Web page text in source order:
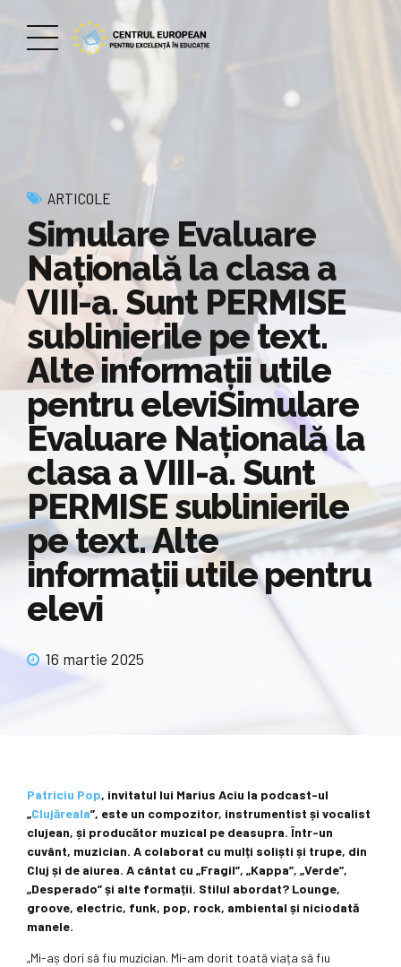
ARTICOLE
Simulare Evaluare
Națională la clasa a
VIII-a. Sunt PERMISE
sublinierile pe text.
Alte informații utile
pentru eleviSimulare
Evaluare Națională la
clasa a VIII-a. Sunt
PERMISE sublinierile
pe text. Alte
informații utile pentru
elevi
16 martie 2025
Patriciu Pop, invitatul lui Marius Aciu la podcast-ul
„Clujăreala”, este un compozitor, instrumentist și vocalist
clujean, și producător muzical pe deasupra. Într-un
cuvânt, muzician. A colaborat cu mulți soliști și trupe, din
Cluj și de aiurea. A cântat cu „Fragil”, „Kappa”, „Verde”,
„Desperado” și alte formații. Stilul abordat? Lounge,
groove, electric, funk, pop, rock, ambiental și niciodată
manele.
„Mi-aș dori să fiu muzician. Mi-am dorit toată viața să fiu